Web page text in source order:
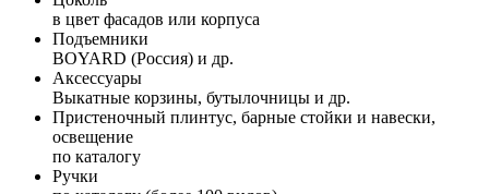
в цвет фасадов или корпуса
Подъемники
BOYARD (Россия) и др.
Аксессуары
Выкатные корзины, бутылочницы и др.
Пристеночный плинтус, барные стойки и навески,
освещение
по каталогу
Ручки